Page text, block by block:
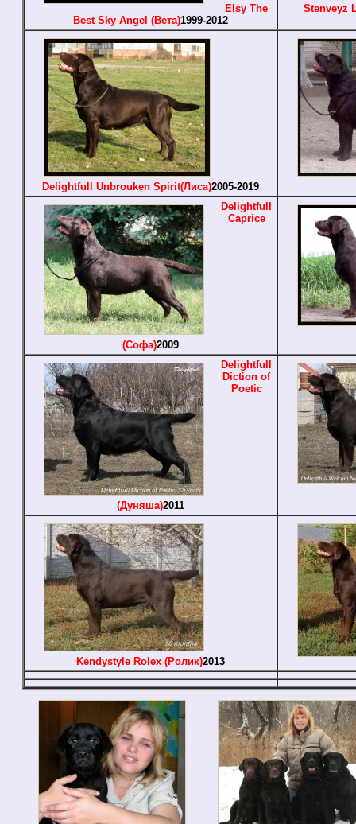
Elsy The
Best Sky Angel (Вета)1999-2012
Stenveyz
Delightfull Unbrouken Spirit(Лиса)2005-2019
Delightfull
Caprice
(Софа)2009
Delightfull
Diction of
Poetic
(Дуняша)2011
Kendystyle Rolex (Ролик)2013